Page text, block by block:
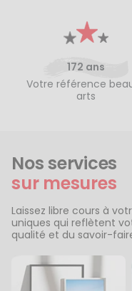
172 ans
Votre référence
arts
Nos services
sur mesures
Laissez libre cours à
uniques qui reflètent
qualité et du savoir-